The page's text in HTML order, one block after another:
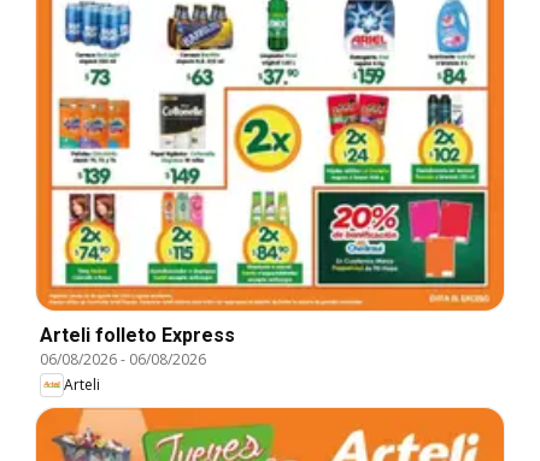
Arteli folleto Express
06/08/2026- 06/08/2026
Arteli